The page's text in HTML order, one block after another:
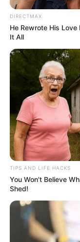
DIRECTMAX
He Rewrote His
It All
TIPS AND LIFE HACKS
You Won't Believe
Shed!